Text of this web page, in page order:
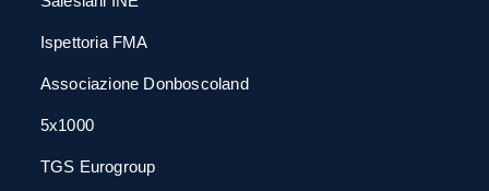
Ispettoria FMA
Associazione Donboscoland
5x1000
TGS Eurogroup